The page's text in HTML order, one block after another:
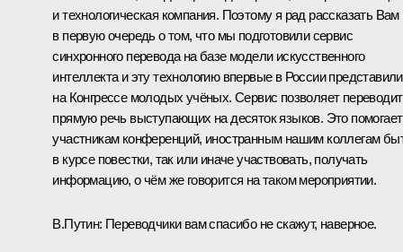
и технологическая компания. Поэтому я рад рассказать Вам
в первую очередь о том, что мы подготовили сервис
синхронного перевода на базе модели искусственного
интеллекта и эту технологию впервые в России представили
на Конгрессе молодых учёных. Сервис позволяет
прямую речь выступающих на десяток языков. Это помогает
участникам конференций, иностранным нашим коллегам
в курсе повестки, так или иначе участвовать, получать
информацию, о чём же говорится на таком мероприятии.
В.Путин: Переводчики вам спасибо не скажут, наверное.